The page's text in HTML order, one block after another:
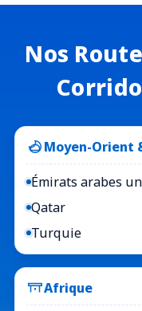
Nos
Moyen-Orient
Émirats arabes
Qatar
Turquie
Afrique